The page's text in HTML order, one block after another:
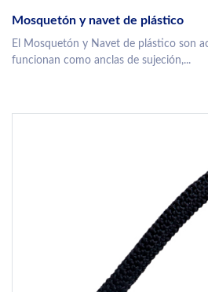
Mosquetón y navet de plástico
El Mosquetón y Navet de plástico son
funcionan como anclas de sujeción,...